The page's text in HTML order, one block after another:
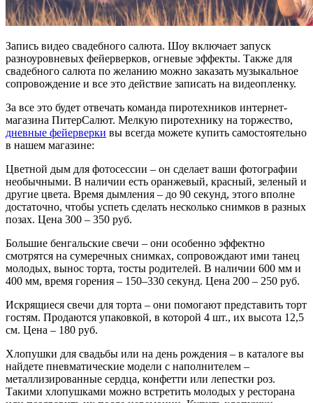
Запись видео свадебного салюта. Шоу включает запуск
разноуровневых фейерверков, огневые эффекты. Также для
свадебного салюта по желанию можно заказать музыкальное
сопровождение и все это действие записать на видеопленку.
За все это будет отвечать команда пиротехников интернет-
магазина ПитерСалют. Мелкую пиротехнику на торжество,
дневные фейерверки вы всегда можете купить самостоятельно
в нашем магазине:
Цветной дым для фотосессии – он сделает ваши фотографии
необычными. В наличии есть оранжевый, красный, зеленый и
другие цвета. Время дымления – до 90 секунд, этого вполне
достаточно, чтобы успеть сделать несколько снимков в разных
позах. Цена 300 – 350 руб.
Большие бенгальские свечи – они особенно эффектно
смотрятся на сумеречных снимках, сопровождают ими танец
молодых, вынос торта, тосты родителей. В наличии 600 мм и
400 мм, время горения – 150–330 секунд. Цена 200 – 250 руб.
Искрящиеся свечи для торта – они помогают представить торт
гостям. Продаются упаковкой, в которой 4 шт., их высота 12,5
см. Цена – 180 руб.
Хлопушки для свадьбы или на день рождения – в каталоге вы
найдете пневматические модели с наполнителем –
металлизированные сердца, конфетти или лепестки роз.
Такими хлопушками можно встретить молодых у ресторана